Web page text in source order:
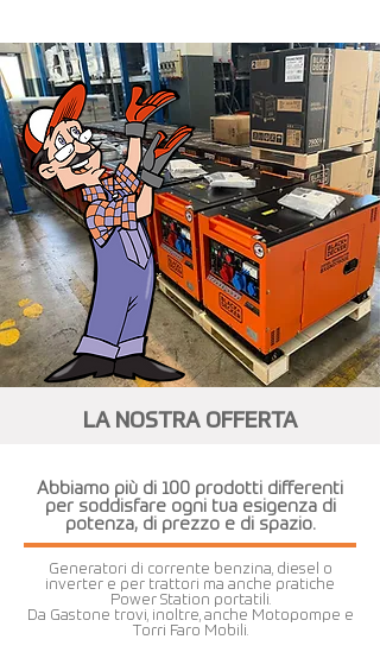
LA NOSTRA OFFERTA
Abbiamo più di 100 prodotti differenti
per soddisfare ogni tua esigenza di
potenza, di prezzo e di spazio.
Generatori di corrente benzina, diesel o
inverter e per trattori ma anche pratiche
Power Station portatili.
Da Gastone trovi, inoltre, anche Motopompe e
Torri Faro Mobili.